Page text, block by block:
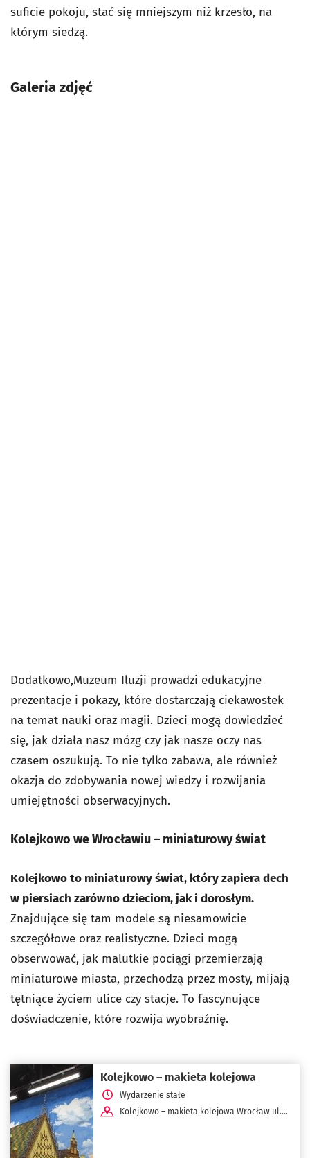
suficie pokoju, stać się mniejszym niż krzesło, na
którym siedzą.
Galeria zdjęć
Dodatkowo,Muzeum Iluzji prowadzi edukacyjne
prezentacje i pokazy, które dostarczają ciekawostek
na temat nauki oraz magii. Dzieci mogą dowiedzieć
się, jak działa nasz mózg czy jak nasze oczy nas
czasem oszukują. To nie tylko zabawa, ale również
okazja do zdobywania nowej wiedzy i rozwijania
umiejętności obserwacyjnych.
Kolejkowo we Wrocławiu – miniaturowy świat
Kolejkowo to miniaturowy świat, który zapiera dech
w piersiach zarówno dzieciom, jak i dorosłym.
Znajdujące się tam modele są niesamowicie
szczegółowe oraz realistyczne. Dzieci mogą
obserwować, jak malutkie pociągi przemierzają
miniaturowe miasta, przechodzą przez mosty, mijają
tętniące życiem ulice czy stacje. To fascynujące
doświadczenie, które rozwija wyobraźnię.
Kolejkowo – makieta kolejowa
Wydarzenie stałe
Kolejkowo – makieta kolejowa Wrocław ul.